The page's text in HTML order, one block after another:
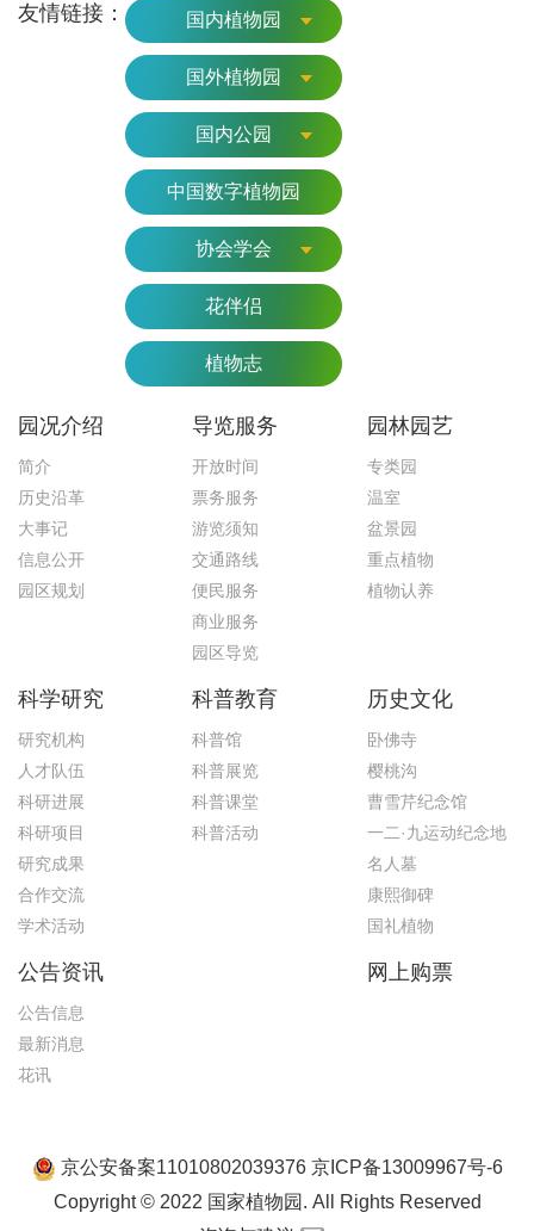
友情链接： 国内植物园
国外植物园
国内公园
中国数字植物园
协会学会
花伴侣
植物志
园况介绍
简介
历史沿革
大事记
信息公开
园区规划
导览服务
开放时间
票务服务
游览须知
交通路线
便民服务
商业服务
园区导览
园林园艺
专类园
温室
盆景园
重点植物
植物认养
科学研究
研究机构
人才队伍
科研进展
科研项目
研究成果
合作交流
学术活动
科普教育
科普馆
科普展览
科普课堂
科普活动
历史文化
卧佛寺
樱桃沟
曹雪芹纪念馆
一二·九运动纪念地
名人墓
康熙御碑
国礼植物
公告资讯
公告信息
最新消息
花讯
网上购票
京公安备案11010802039376 京ICP备13009967号-6
Copyright © 2022 国家植物园. All Rights Reserved